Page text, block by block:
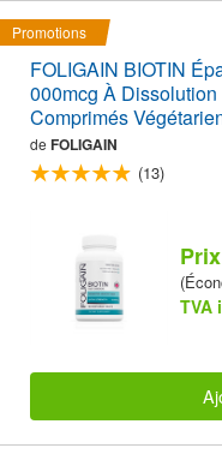
Promotions
FOLIGAIN BIOTIN
000mcg À
Comprimés
de FOLIGAIN
(13)
TVA